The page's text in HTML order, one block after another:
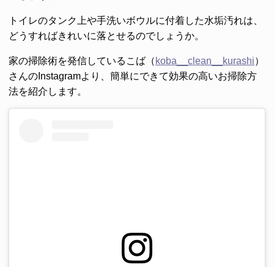
トイレのタンク上や手洗いボウルに付着した水垢汚れは、
どうすればきれいに落とせるのでしょうか。
家の掃除術を発信しているこば（ koba__clean__kurashi）
さんのInstagramより、簡単にできて効果の高いお掃除方
法を紹介します。